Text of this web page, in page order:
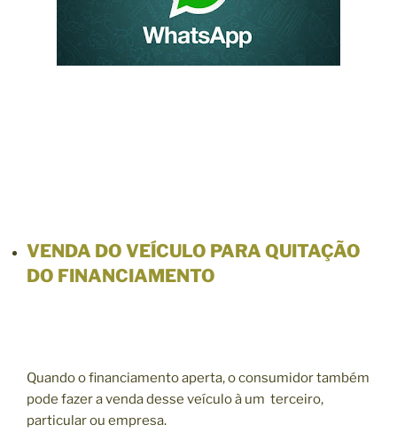
VENDA DO VEÍCULO PARA QUITAÇÃO
DO FINANCIAMENTO
Quando o financiamento aperta, o consumidor também
pode fazer a venda desse veículo à um terceiro,
particular ou empresa.